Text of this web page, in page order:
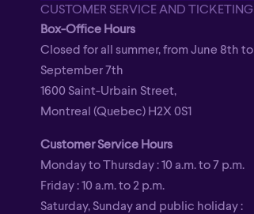
CUSTOMER SERVICE AND TICKETING
Box-Office Hours
Closed for all summer, from June 8th to
September 7th
1600 Saint-Urbain Street,
Montreal (Quebec) H2X 0S1
Customer Service Hours
Monday to Thursday : 10 a.m. to 7 p.m.
Friday : 10 a.m. to 2 p.m.
Saturday, Sunday and public holiday :